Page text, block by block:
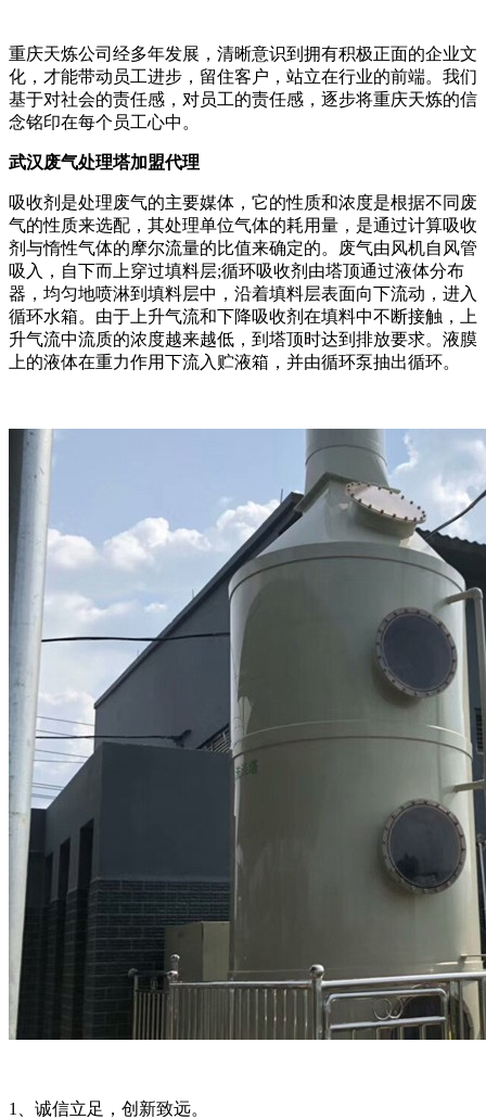
重庆天炼公司经多年发展，清晰意识到拥有积极正面的企业文
化，才能带动员工进步，留住客户，站立在行业的前端。我们
基于对社会的责任感，对员工的责任感，逐步将重庆天炼的信
念铭印在每个员工心中。
武汉废气处理塔加盟代理
吸收剂是处理废气的主要媒体，它的性质和浓度是根据不同废
气的性质来选配，其处理单位气体的耗用量，是通过计算吸收
剂与惰性气体的摩尔流量的比值来确定的。废气由风机自风管
吸入，自下而上穿过填料层;循环吸收剂由塔顶通过液体分布
器，均匀地喷淋到填料层中，沿着填料层表面向下流动，进入
循环水箱。由于上升气流和下降吸收剂在填料中不断接触，上
升气流中流质的浓度越来越低，到塔顶时达到排放要求。液膜
上的液体在重力作用下流入贮液箱，并由循环泵抽出循环。
1、诚信立足，创新致远。